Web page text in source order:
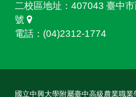
二校區地址： 407043 臺中
號
電話：(04)2312-1774
國立中興大學附屬臺中高級農業職